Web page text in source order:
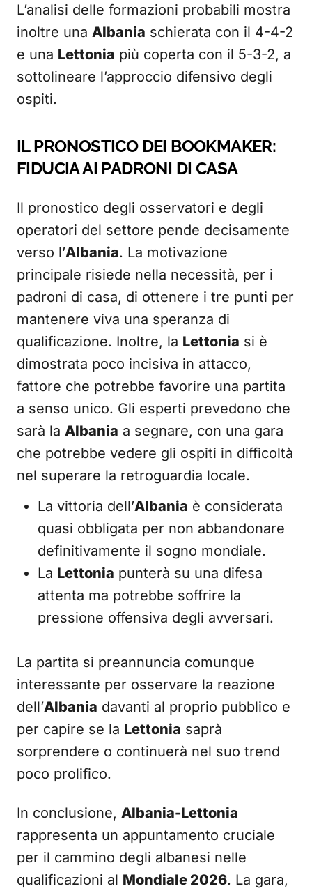
L’analisi delle formazioni probabili mostra
inoltre una Albania schierata con il 4-4-2
e una Lettonia più coperta con il 5-3-2, a
sottolineare l’approccio difensivo degli
ospiti.
IL PRONOSTICO DEI BOOKMAKER:
FIDUCIA AI PADRONI DI CASA
Il pronostico degli osservatori e degli
operatori del settore pende decisamente
verso l’Albania. La motivazione
principale risiede nella necessità, per i
padroni di casa, di ottenere i tre punti per
mantenere viva una speranza di
qualificazione. Inoltre, la Lettonia si è
dimostrata poco incisiva in attacco,
fattore che potrebbe favorire una partita
a senso unico. Gli esperti prevedono che
sarà la Albania a segnare, con una gara
che potrebbe vedere gli ospiti in difficoltà
nel superare la retroguardia locale.
La vittoria dell’Albania è considerata
quasi obbligata per non abbandonare
definitivamente il sogno mondiale.
La Lettonia punterà su una difesa
attenta ma potrebbe soffrire la
pressione offensiva degli avversari.
La partita si preannuncia comunque
interessante per osservare la reazione
dell’Albania davanti al proprio pubblico e
per capire se la Lettonia saprà
sorprendere o continuerà nel suo trend
poco prolifico.
In conclusione, Albania-Lettonia
rappresenta un appuntamento cruciale
per il cammino degli albanesi nelle
qualificazioni al Mondiale 2026. La gara,